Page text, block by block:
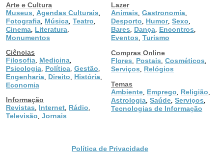
Arte e Cultura
Museus
Agendas Culturais
Fotografia Música Teatro
Cinema Literatura
Monumentos
Ciências
Filosofia Medicina
Psicologia Política Gestão
Engenharia Direito História
Economia
Informação
Revistas
Internet Rádio
Televisão Jornais
Lazer
Animais Gastronomia
Desporto Humor, Sexo
Bares Dança Encontros
Eventos Turismo
Compras Online
Flores
Postais Cosméticos
Serviços
Relógios
Temas
Ambiente Emprego Religião
Astrologia Saúde Serviços
Tecnologias de Informação
Política de Privacidade